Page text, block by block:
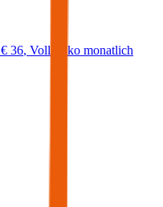
€ 36, Vollkasko monatlich